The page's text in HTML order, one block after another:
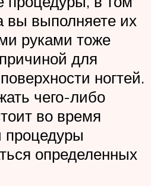
вы выполняете их
руками тоже
для
ногтей.
чего-либо
во время
определенных